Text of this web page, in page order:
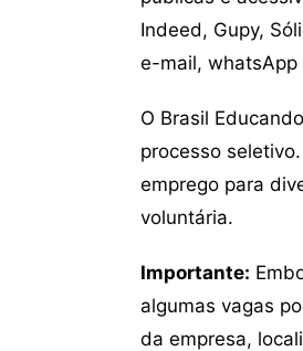
Indeed, Gupy,
e-mail,
O Brasil
processo
emprego para
voluntária.
Importante:
algumas vagas
da empresa,